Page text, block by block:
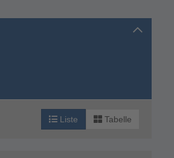
Liste Tabelle